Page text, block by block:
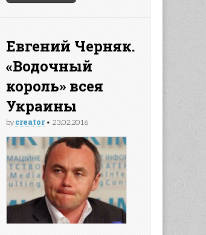
Евгений Черняк.
«Водочный
король» всея
Украины
by creator• 23.02.2016